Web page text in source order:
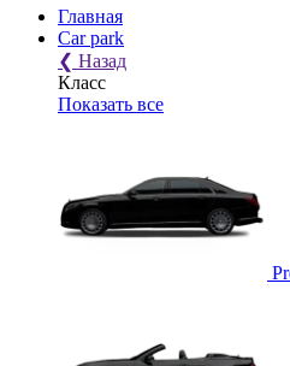
Главная
Car park
❮ Назад
Класс
Показать все